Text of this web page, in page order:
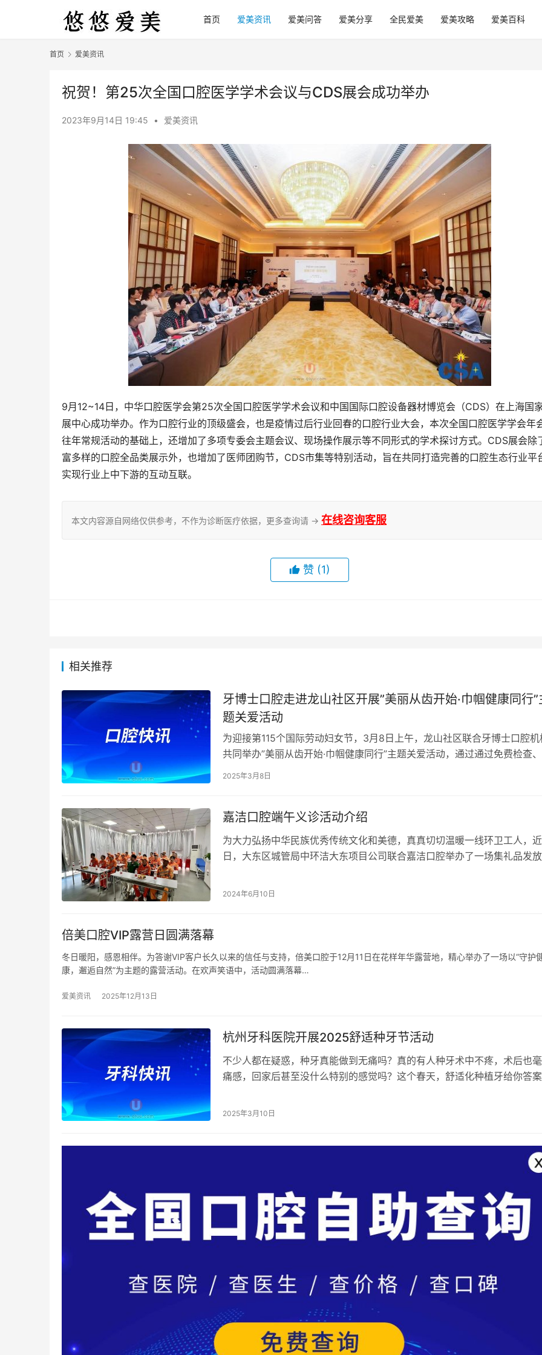
首页 爱美资讯 爱美问答 爱美分享 全民爱美 爱美攻略 爱美百科
首页 爱美资讯
祝贺！第25次全国口腔医学学术会议与CDS展会成功举办
2023年9月14日 19:45 • 爱美资讯
9月12~14日，中华口腔医学会第25次全国口腔医学学术会议和中国国际口腔设备器材博览会（CDS）在上海国
展中心成功举办。作为口腔行业的顶级盛会，也是疫情过后行业回春的口腔行业大会，本次全国口腔医学学会年
往年常规活动的基础上，还增加了多项专委会主题会议、现场操作展示等不同形式的学术探讨方式。CDS展会除
富多样的口腔全品类展示外，也增加了医师团购节，CDS市集等特别活动，旨在共同打造完善的口腔生态行业平
实现行业上中下游的互动互联。
本文内容源自网络仅供参考，不作为诊断医疗依据，更多查询请 → 在线咨询客服
赞 (1)
相关推荐
牙博士口腔走进龙山社区开展”美丽从齿开始·巾帼健康同行”
题关爱活动
为迎接第115个国际劳动妇女节，3月8日上午，龙山社区联合牙博士口腔机
共同举办”美丽从齿开始·巾帼健康同行”主题关爱活动，通过通过免费检查、
识科普、健康…
2025年3月8日
嘉洁口腔端午义诊活动介绍
为大力弘扬中华民族优秀传统文化和美德，真真切切温暖一线环卫工人，近
日，大东区城管局中环洁大东项目公司联合嘉洁口腔举办了一场集礼品发放
2024年6月10日
倍美口腔VIP露营日圆满落幕
冬日暖阳，感恩相伴。为答谢VIP客户长久以来的信任与支持，倍美口腔于12月11日在花样年华露营地，精心举办了一场以“守护
康，邂逅自然”为主题的露营活动。在欢声笑语中，活动圆满落幕…
爱美资讯 2025年12月13日
杭州牙科医院开展2025舒适种牙节活动
不少人都在疑惑，种牙真能做到无痛吗？真的有人种牙术中不疼，术后也
痛感，回家后甚至没什么特别的感觉吗？这个春天，舒适化种植牙给你答案
2025年3月10日